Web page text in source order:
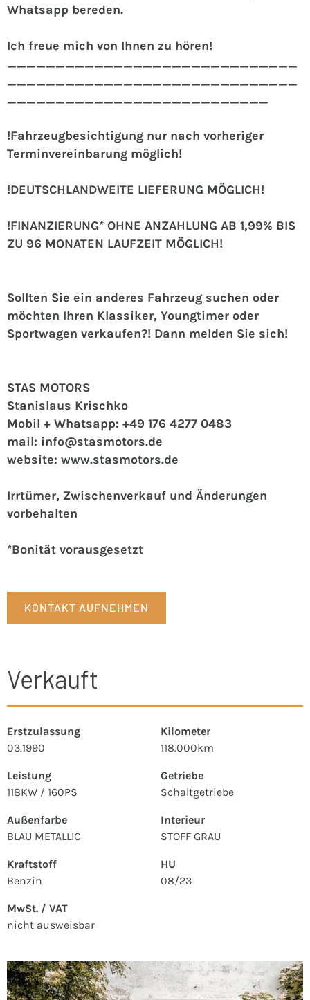
Whatsapp bereden.
Ich freue mich von Ihnen zu hören!
______________________________
______________________________
___________________________
!Fahrzeugbesichtigung nur nach vorheriger
Terminvereinbarung möglich!
!DEUTSCHLANDWEITE LIEFERUNG MÖGLICH!
!FINANZIERUNG* OHNE ANZAHLUNG AB 1,99% BIS
ZU 96 MONATEN LAUFZEIT MÖGLICH!
Sollten Sie ein anderes Fahrzeug suchen oder
möchten Ihren Klassiker, Youngtimer oder
Sportwagen verkaufen?! Dann melden Sie sich!
STAS MOTORS
Stanislaus Krischko
Mobil + Whatsapp: +49 176 4277 0483
mail: info@stasmotors.de
website: www.stasmotors.de
Irrtümer, Zwischenverkauf und Änderungen
vorbehalten
*Bonität vorausgesetzt
KONTAKT AUFNEHMEN
Verkauft
Erstzulassung
03.1990
Kilometer
118.000km
Leistung
118KW / 160PS
Getriebe
Schaltgetriebe
Außenfarbe
BLAU METALLIC
Interieur
STOFF GRAU
Kraftstoff
Benzin
HU
08/23
MwSt. / VAT
nicht ausweisbar